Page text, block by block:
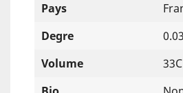
Pays
Degre
Volume